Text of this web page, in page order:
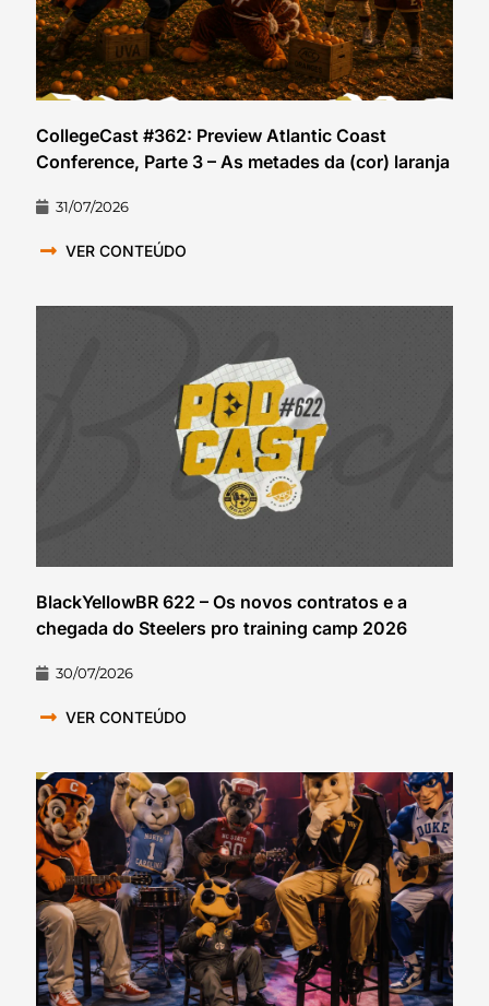
CollegeCast #362: Preview Atlantic Coast
Conference, Parte 3 – As metades da (cor) laranja
31/07/2026
VER CONTEÚDO
BlackYellowBR 622 – Os novos contratos e a
chegada do Steelers pro training camp 2026
30/07/2026
VER CONTEÚDO